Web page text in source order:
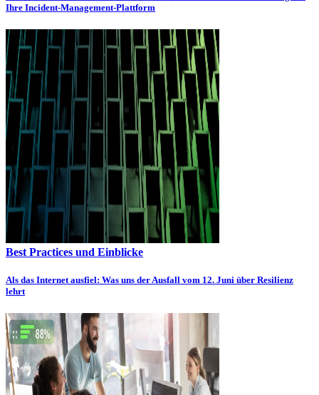
Ihre Incident-Management-Plattform
Best Practices und Einblicke
Als das Internet ausfiel: Was uns der Ausfall vom 12. Juni über Resilienz
lehrt